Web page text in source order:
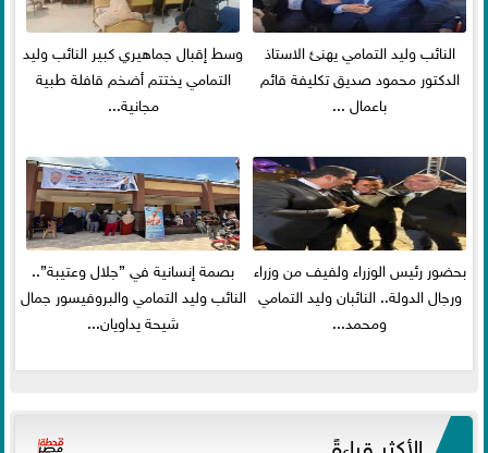
النائب وليد التمامي يهنئ الاستاذ
الدكتور محمود صديق تكليفة قائم
باعمال ...
وسط إقبال جماهيري كبير النائب وليد
التمامي يختتم أضخم قافلة طبية
مجانية...
بحضور رئيس الوزراء ولفيف من وزراء
ورجال الدولة.. النائبان وليد التمامي
ومحمد...
بصمة إنسانية في ”جلال وعتيبة”..
النائب وليد التمامي والبروفيسور جمال
شيحة يداويان...
الأكثر قراءةً